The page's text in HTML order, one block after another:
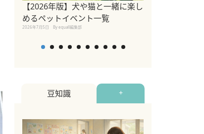
【2026年版】犬や猫と一緒に楽し
めるペットイベント一覧
2026年7月5日 By equall編集部
豆知識 +